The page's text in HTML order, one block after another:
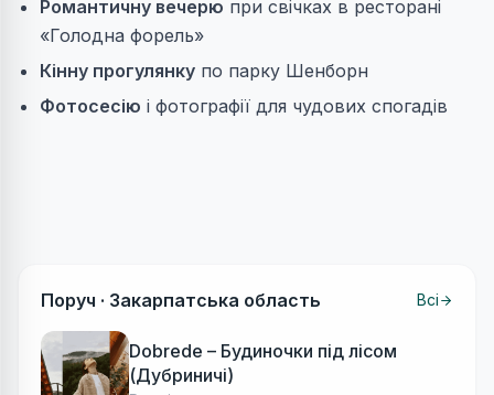
Романтичну вечерю при свічках в ресторані
«Голодна форель»
Кінну прогулянку по парку Шенборн
Фотосесію і фотографії для чудових спогадів
Поруч · Закарпатська область Всі
Dobrede – Будиночки під лісом
(Дубриничі)